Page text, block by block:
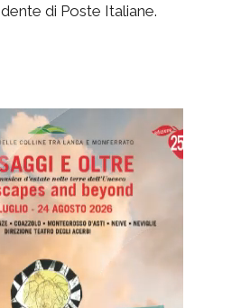
di Poste Italiane.